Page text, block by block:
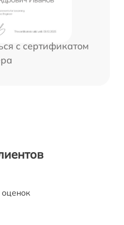
с сертификатом
оценок